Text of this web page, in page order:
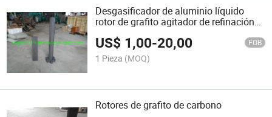
Desgasificador de aluminio líquido
rotor de grafito agitador de refinación
US$ 1,00-20,00 FOB
1 Pieza (MOQ)
Rotores de grafito de carbono